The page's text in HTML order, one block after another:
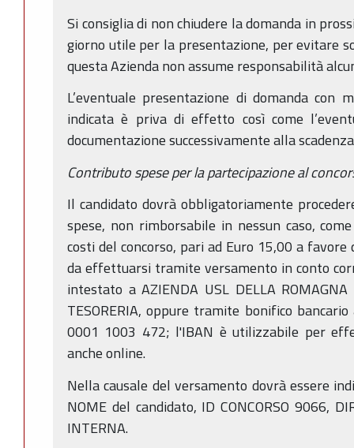
Si consiglia di non chiudere la domanda in
giorno utile per la presentazione, per evitare
questa Azienda non assume responsabilità
L’eventuale presentazione di domanda con
indicata è priva di effetto così come
documentazione successivamente alla
Contributo spese per la partecipazione al
Il candidato dovrà obbligatoriamente
spese, non rimborsabile in nessun caso,
costi del concorso, pari ad Euro 15,00 a favore
da effettuarsi tramite versamento in conto
intestato a AZIENDA USL DELLA ROMAGNA
TESORERIA, oppure tramite bonifico
0001 1003 472; l'IBAN è utilizzabile per
anche online.
Nella causale del versamento dovrà essere
NOME del candidato, ID CONCORSO 9066,
INTERNA.